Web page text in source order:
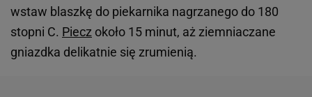
wstaw blaszkę do piekarnika nagrzanego do 180
stopni C. Piecz około 15 minut, aż ziemniaczane
gniazdka delikatnie się zrumienią.